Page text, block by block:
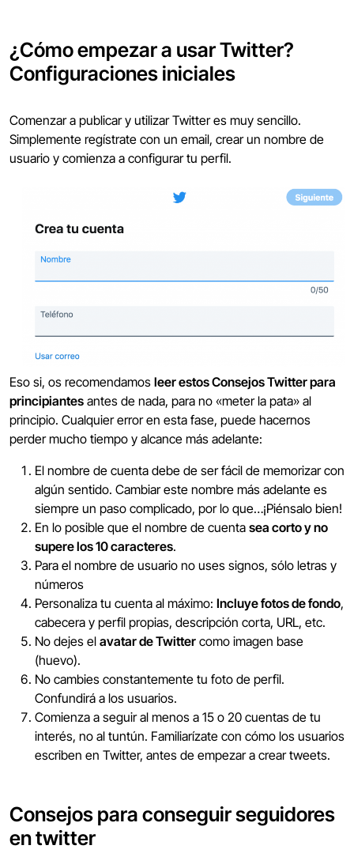
¿Cómo empezar a usar Twitter?
Configuraciones iniciales
Comenzar a publicar y utilizar Twitter es muy sencillo.
Simplemente regístrate con un email, crear un nombre de
usuario y comienza a configurar tu perfil.
Eso si, os recomendamos leer estos Consejos Twitter para
principiantes antes de nada, para no «meter la pata» al
principio. Cualquier error en esta fase, puede hacernos
perder mucho tiempo y alcance más adelante:
El nombre de cuenta debe de ser fácil de memorizar con
algún sentido. Cambiar este nombre más adelante es
siempre un paso complicado, por lo que…¡Piénsalo bien!
En lo posible que el nombre de cuenta sea corto y no
supere los 10 caracteres.
Para el nombre de usuario no uses signos, sólo letras y
números
Personaliza tu cuenta al máximo: Incluye fotos de fondo,
cabecera y perfil propias, descripción corta, URL, etc.
No dejes el avatar de Twitter como imagen base
(huevo).
No cambies constantemente tu foto de perfil.
Confundirá a los usuarios.
Comienza a seguir al menos a 15 o 20 cuentas de tu
interés, no al tuntún. Familiarízate con cómo los usuarios
escriben en Twitter, antes de empezar a crear tweets.
Consejos para conseguir seguidores
en twitter